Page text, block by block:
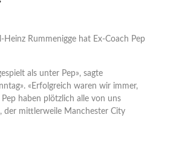
Rummenigge hat Ex-Coach Pep
als unter Pep», sagte
«Erfolgreich waren wir immer,
haben plötzlich alle von uns
der mittlerweile Manchester City